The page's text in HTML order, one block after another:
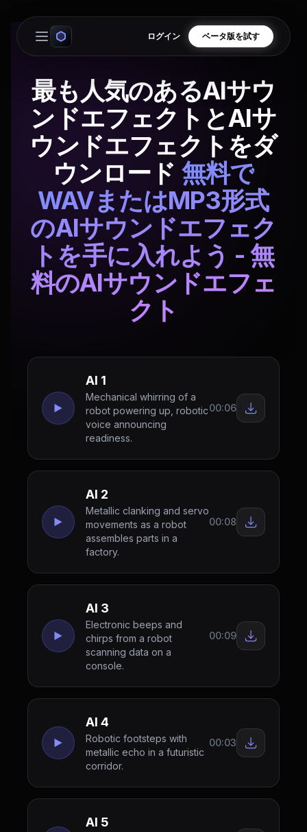
Open main menu
ログイン ベータ版を試す
最も人気のあるAIサウ
ンドエフェクトとAIサ
ウンドエフェクトをダ
ウンロード 無料で
WAVまたはMP3形式
のAIサウンドエフェク
トを手に入れよう - 無
料のAIサウンドエフェ
クト
AI 1
Mechanical whirring of a
robot powering up, robotic
voice announcing
readiness.
00:06
AI 2
Metallic clanking and servo
movements as a robot
assembles parts in a
factory.
00:08
AI 3
Electronic beeps and
chirps from a robot
scanning data on a
console.
00:09
AI 4
Robotic footsteps with
metallic echo in a futuristic
corridor.
00:03
AI 5